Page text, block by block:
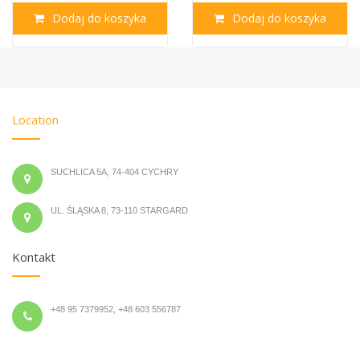
Dodaj do koszyka Dodaj do koszyka
Location
SUCHLICA 5A, 74-404 CYCHRY
UL. ŚLĄSKA 8, 73-110 STARGARD
Kontakt
+48 95 7379952, +48 603 556787